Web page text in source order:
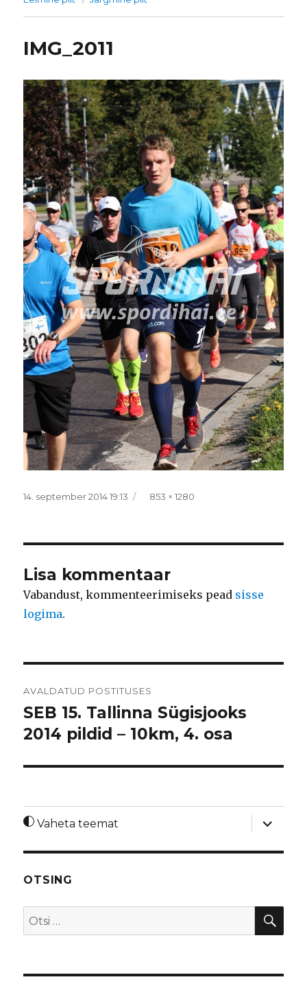
IMG_2011
Postitatud
14. september 2014 19:13 Täissuurus
853 × 1280
Lisa kommentaar
Vabandust, kommenteerimiseks pead sisse
logima.
AVALDATUD POSTITUSES
SEB 15. Tallinna Sügisjooks
2014 pildid – 10km, 4. osa
Vaheta teemat
laienda
OTSING
Otsi: